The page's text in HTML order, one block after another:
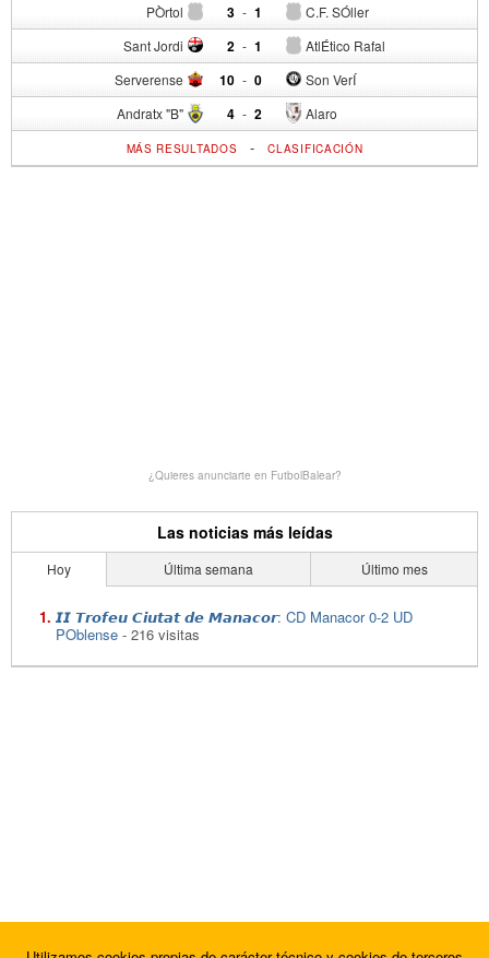
PÒrtol 3 - C.F. SÓller
1
Sant Jordi 2 - AtlÉtico Rafal
1
Serverense 10 - Son VerÍ
0
Andratx "B" 4 - Alaro
2
MÁS RESULTADOS -CLASIFICACIÓN
¿Quieres anunciarte en FutbolBalear?
Las noticias más leídas
Hoy Última semana Último mes
𝙄𝙄 𝙏𝙧𝙤𝙛𝙚𝙪 𝘾𝙞𝙪𝙩𝙖𝙩 𝙙𝙚 𝙈𝙖𝙣𝙖𝙘𝙤𝙧: CD Manacor 0-2 UD
POblense - 216 visitas